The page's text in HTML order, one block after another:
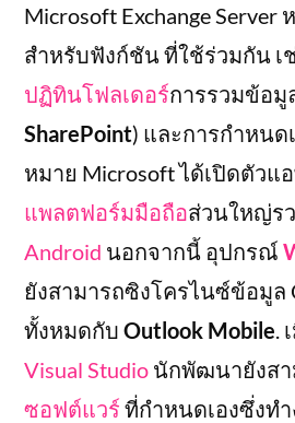
Microsoft Exchange Server
สำหรับฟังก์ชัน ที่ใช้ร่วมกัน เ
ปฏิทินโฟลเดอร์การรวมข้อมู
SharePoint) และการกำหนด
หมาย Microsoft ได้เปิดตัวแ
แพลตฟอร์มมือถือส่วนใหญ่ร
Android นอกจากนี้ อุปกรณ์
ยังสามารถซิงโครไนซ์ข้อมูล
ทั้งหมดกับOutlook Mobile .
Visual Studio นักพัฒนายังสา
ซอฟต์แวร์ ที่กำหนดเองซึ่งท